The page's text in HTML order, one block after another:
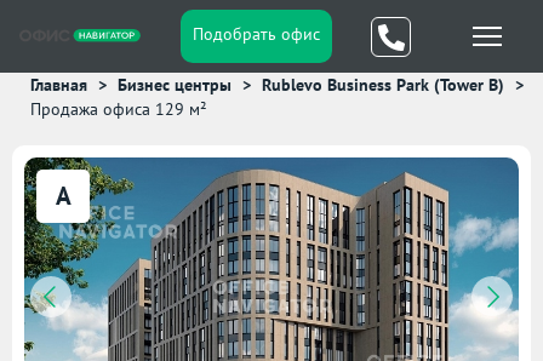
Подобрать офис
Главная Бизнес центры
Rublevo Business Park (Tower B)
Продажа офиса 129 м²
A